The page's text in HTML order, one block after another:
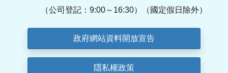
（公司登記：9:00～16:30）（國定假日除外）
政府網站資料開放宣告
隱私權政策